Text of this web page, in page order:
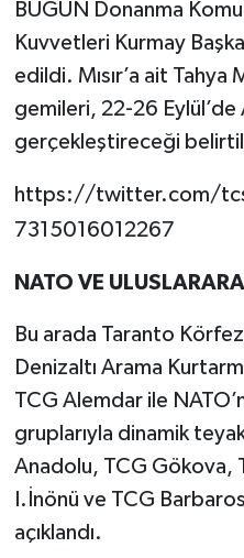
BUGÜN Donanma
Kuvvetleri Kurmay
edildi. Mısır’a ait Tahya
gemileri, 22-26 Eylül’de
gerçekleştireceği
https://twitter.com/
7315016012267
NATO VE
Bu arada Taranto
Denizaltı Arama
TCG Alemdar ile
gruplarıyla dinamik
Anadolu, TCG Gökova,
I.İnönü ve TCG Barbaros
açıklandı.